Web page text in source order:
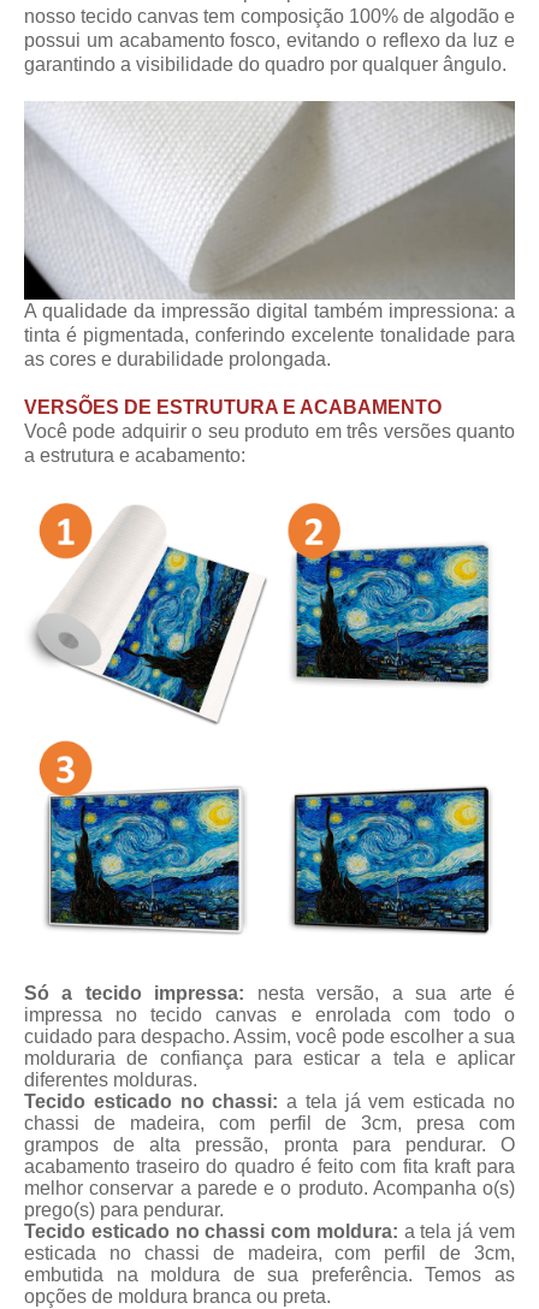
nosso tecido canvas tem composição 100% de algodão e
possui um acabamento fosco, evitando o reflexo da luz e
garantindo a visibilidade do quadro por qualquer ângulo.
A qualidade da impressão digital também impressiona: a
tinta é pigmentada, conferindo excelente tonalidade para
as cores e durabilidade prolongada.
VERSÕES DE ESTRUTURA E ACABAMENTO
Você pode adquirir o seu produto em três versões quanto
a estrutura e acabamento:
Só a tecido impressa: nesta versão, a sua arte é
impressa no tecido canvas e enrolada com todo o
cuidado para despacho. Assim, você pode escolher a sua
molduraria de confiança para esticar a tela e aplicar
diferentes molduras.
Tecido esticado no chassi: a tela já vem esticada no
chassi de madeira, com perfil de 3cm, presa com
grampos de alta pressão, pronta para pendurar. O
acabamento traseiro do quadro é feito com fita kraft para
melhor conservar a parede e o produto. Acompanha o(s)
prego(s) para pendurar.
Tecido esticado no chassi com moldura: a tela já vem
esticada no chassi de madeira, com perfil de 3cm,
embutida na moldura de sua preferência. Temos as
opções de moldura branca ou preta.